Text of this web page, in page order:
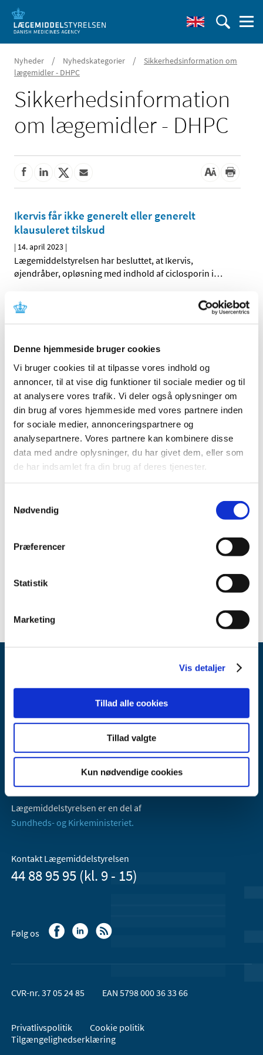
Denne hjemmeside bruger cookies
Vi bruger cookies til at tilpasse vores indhold og
annoncer, til at vise dig funktioner til sociale medier og til
at analysere vores trafik. Vi deler også oplysninger om
din brug af vores hjemmeside med vores partnere inden
for sociale medier, annonceringspartnere og
analysepartnere. Vores partnere kan kombinere disse
data med andre oplysninger, du har givet dem, eller som
de har indsamlet fra din brug af deres tjenester.
Nødvendig
Præferencer
Statistik
Marketing
Vis detaljer
Tillad alle cookies
Tillad valgte
Kun nødvendige cookies
Nyheder / Nyhedskategorier /
Sikkerhedsinformation om
lægemidler - DHPC
Sikkerhedsinformation
om lægemidler - DHPC
Ikervis får ikke generelt eller generelt
klausuleret tilskud
| 14. april 2023 |
Lægemiddelstyrelsen har besluttet, at Ikervis,
øjendråber, opløsning med indhold af ciclosporin i…
Alle (130)
2026 (7)
2025 (11)
2024 (8)
2023 (12)
november (2)
august (1)
juni (3)
februar (2)
2022 (15)
2019 (16)
Axel Heides Gade 1
2300 København S
Lægemiddelstyrelsen er en del af
Sundheds- og Kirkeministeriet.
Kontakt Lægemiddelstyrelsen
44 88 95 95 (kl. 9 - 15)
Følg os
CVR-nr. 37 05 24 85 EAN 5798 000 36 33 66
Privatlivspolitik
Cookie politik
Tilgængelighedserklæring